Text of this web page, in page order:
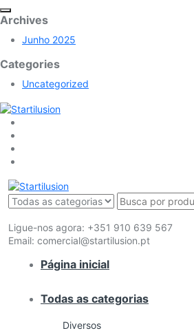
Archives
Junho 2025
Categories
Uncategorized
Ligue-nos agora: +351 910 639 567
Email: comercial@startilusion.pt
Página inicial
Todas as categorias
Diversos